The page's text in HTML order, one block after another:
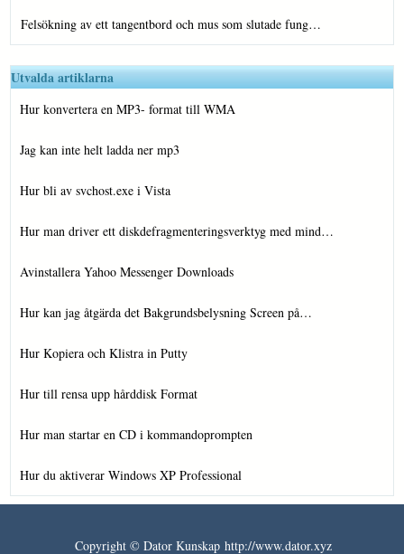
Felsökning av ett tangentbord och mus som slutade fung…
Utvalda artiklarna
Hur konvertera en MP3- format till WMA
Jag kan inte helt ladda ner mp3
Hur bli av svchost.exe i Vista
Hur man driver ett diskdefragmenteringsverktyg med mind…
Avinstallera Yahoo Messenger Downloads
Hur kan jag åtgärda det Bakgrundsbelysning Screen på…
Hur Kopiera och Klistra in Putty
Hur till rensa upp hårddisk Format
Hur man startar en CD i kommandoprompten
Hur du aktiverar Windows XP Professional
Copyright © Dator Kunskap http://www.dator.xyz